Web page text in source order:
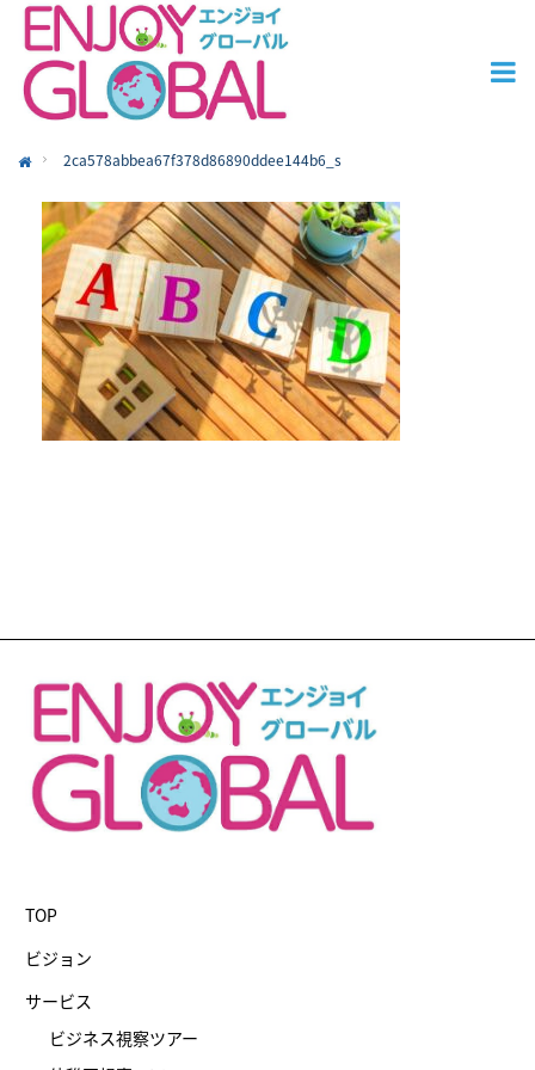
2ca578abbea67f378d86890ddee144b6_s
TOP
ビジョン
サービス
ビジネス視察ツアー